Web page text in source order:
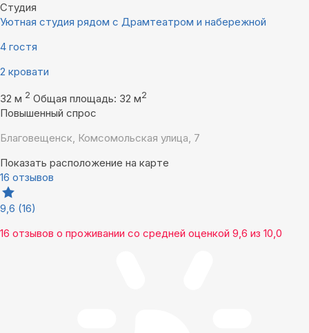
Студия
Уютная студия рядом с Драмтеатром и набережной
4 гостя
2 кровати
32 м 2 Общая площадь: 32 м2
Повышенный спрос
Благовещенск, Комсомольская улица, 7
Показать расположение на карте
16 отзывов
9,6 (16)
16 отзывов о проживании со средней оценкой 9,6 из 10,0